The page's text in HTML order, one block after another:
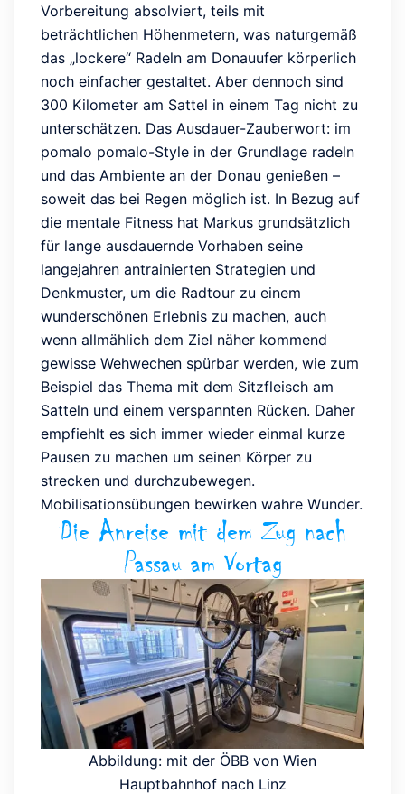
Vorbereitung absolviert, teils mit
beträchtlichen Höhenmetern, was naturgemäß
das „lockere“ Radeln am Donauufer körperlich
noch einfacher gestaltet. Aber dennoch sind
300 Kilometer am Sattel in einem Tag nicht zu
unterschätzen. Das Ausdauer-Zauberwort: im
pomalo pomalo-Style in der Grundlage radeln
und das Ambiente an der Donau genießen –
soweit das bei Regen möglich ist. In Bezug auf
die mentale Fitness hat Markus grundsätzlich
für lange ausdauernde Vorhaben seine
langejahren antrainierten Strategien und
Denkmuster, um die Radtour zu einem
wunderschönen Erlebnis zu machen, auch
wenn allmählich dem Ziel näher kommend
gewisse Wehwechen spürbar werden, wie zum
Beispiel das Thema mit dem Sitzfleisch am
Satteln und einem verspannten Rücken. Daher
empfiehlt es sich immer wieder einmal kurze
Pausen zu machen um seinen Körper zu
strecken und durchzubewegen.
Mobilisationsübungen bewirken wahre Wunder.
Die Anreise mit dem Zug nach
Passau am Vortag
Abbildung: mit der ÖBB von Wien
Hauptbahnhof nach Linz